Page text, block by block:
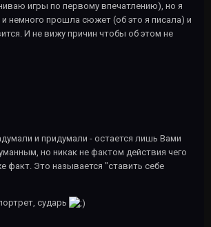
игры по первому впечатлению), но я
и немного прошла сюжет (об это я писала) и
И не вижу причин чтобы об этом не
и придумали - остается лишь Вами
но никак не фактом действия чего
факт. Это называется "ставить себе
сударь